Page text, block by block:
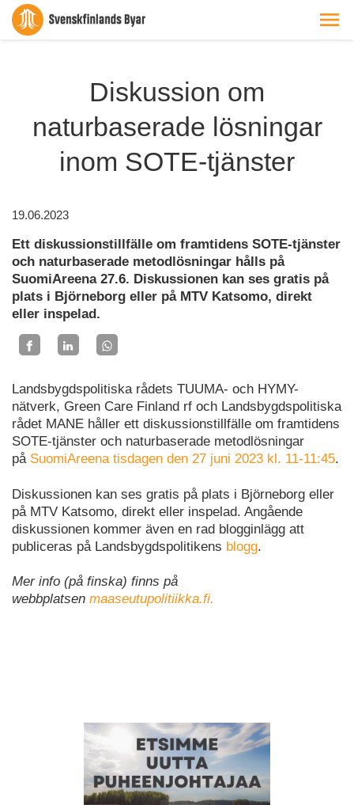
Diskussion om
naturbaserade lösningar
inom SOTE-tjänster
19.06.2023
Ett diskussionstillfälle om framtidens SOTE-tjänster
och naturbaserade metodlösningar hålls på
SuomiAreena 27.6. Diskussionen kan ses gratis på
plats i Björneborg eller på MTV Katsomo, direkt
eller inspelad.
Landsbygdspolitiska rådets TUUMA- och HYMY-
nätverk, Green Care Finland rf och Landsbygdspolitiska
rådet MANE håller ett diskussionstillfälle om framtidens
SOTE-tjänster och naturbaserade metodlösningar
på SuomiAreena tisdagen den 27 juni 2023 kl. 11-11:45.
Diskussionen kan ses gratis på plats i Björneborg eller
på MTV Katsomo, direkt eller inspelad. Angående
diskussionen kommer även en rad blogginlägg att
publiceras på Landsbygdspolitikens blogg.
Mer info (på finska) finns på
webbplatsen maaseutupolitiikka.fi.